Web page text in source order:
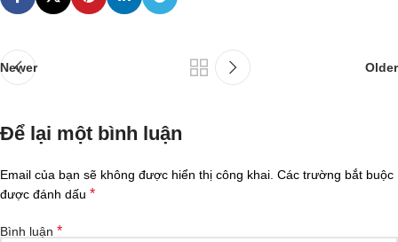
Newer Older
Để lại một bình luận
Email của bạn sẽ không được hiển thị công khai. Các trường bắt buộc
được đánh dấu *
Bình luận *